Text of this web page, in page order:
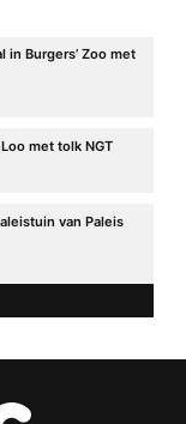
in Burgers’ Zoo met
met tolk NGT
van Paleis